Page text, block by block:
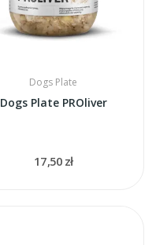
Dogs Plate
Dogs Plate PROliver
17,50 zł